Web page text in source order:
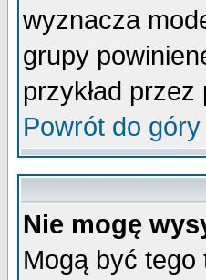
wyznacza
grupy
przykład
Powrót do góry
Nie mogę
Mogą być